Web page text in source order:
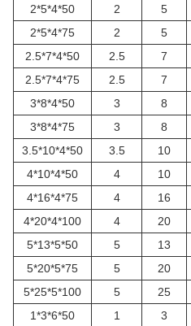
2*5*4*50
2 5
2*5*4*75
2 5
2.5*7*4*50
2.5 7
2.5*7*4*75
2.5 7
3*8*4*50
3 8
3*8*4*75
3 8
3.5*10*4*50
3.5 10
4*10*4*50
4 10
4*16*4*75
4 16
4*20*4*100
4 20
5*13*5*50
5 13
5*20*5*75
5 20
5*25*5*100
5 25
1*3*6*50
1 3